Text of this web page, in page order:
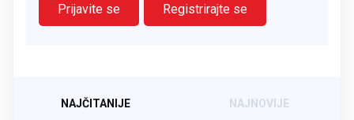
Prijavite se
Registrirajte se
NAJČITANIJE NAJNOVIJE